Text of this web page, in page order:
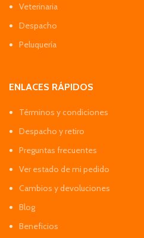
Veterinaria
Despacho
Peluquería
ENLACES RÁPIDOS
Términos y condiciones
Despacho y retiro
Preguntas frecuentes
Ver estado de mi pedido
Cambios y devoluciones
Blog
Beneficios